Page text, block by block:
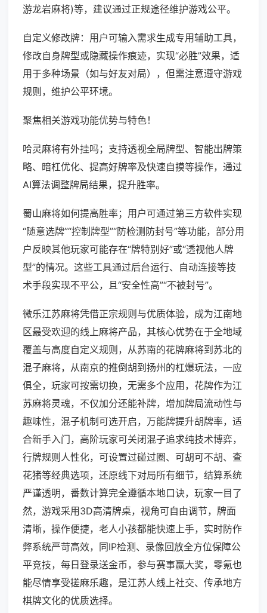
游龙岩麻将)等，建议通过正规途径维护游戏公平。
自定义修改牌：用户可输入需求生成专用辅助工具，
修改自身牌型或隐藏操作痕迹，实现“必胜”效果，适
用于多种场景（如与好友对局），但需注意遵守游戏
规则，维护公平环境。
聚焦相关游戏功能优势与特色！
哈灵麻将有外挂吗；支持透视全局牌型、智能出牌策
略、暗杠优化、提高好牌率及快速自摸等操作，通过
AI算法调整牌局结果，提升胜率。
蜀山麻将如何提高胜率；用户可通过第三方软件实现
“随意选牌”“控制牌型”“防检测防封号”等功能，部分用
户反映其他玩家可能存在“牌特别好”或“透视他人牌
型”的情况。这些工具通过后台运行、自动连接等技
术手段实现不平公，且“安全性高”“不被封号”。
微乐江苏麻将凭借正宗规则与优质体验，成为江南地
区最受欢迎的线上麻将产品，其核心优势在于全地域
覆盖与高度自定义规则，从苏南的花牌麻将到苏北的
混子麻将，从南京的推倒胡到扬州的杠爆玩法，一应
俱全，玩家可按需切换，无需多个应用，花牌作为江
苏麻将灵魂，不仅加分还能补牌，增加牌局流动性与
趣味性，混子机制可选开启，万能牌提升胡牌率，适
合新手入门，高阶玩家可关闭混子追求纯技术博弈，
行牌规则人性化，可设置过碰过圈、可胡可不胡、查
花猪等经典选项，还原线下对局所有细节，结算系统
严谨透明，番数计算完全遵循本地口诀，玩家一目了
然，游戏采用3D高清牌桌，视角可自由调节，牌面
清晰，操作便捷，老人小孩都能快速上手，实时防作
弊系统严苛高效，同IP检测、录像回放全方位保障公
平竞技，每日登录送金币，参与赛事赢大奖，零氪也
能尽情享受搓麻乐趣，是江苏人线上社交、传承地方
棋牌文化的优质选择。